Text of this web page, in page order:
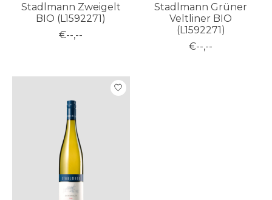
Stadlmann Zweigelt
BIO (L1592271)
€--,--
Stadlmann Grüner
Veltliner BIO
(L1592271)
€--,--